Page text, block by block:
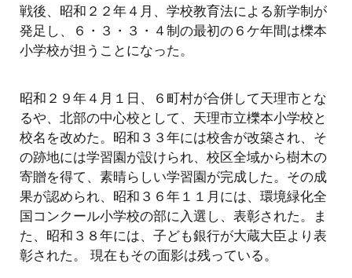
戦後、昭和２２年４月、学校教育法による新学制が
発足し、６・３・３・４制の最初の６ケ年間は櫟本
小学校が担うことになった。
昭和２９年４月１日、６町村が合併して天理市とな
るや、北部の中心校として、天理市立櫟本小学校と
校名を改めた。昭和３３年には校舎が改築され、そ
の跡地には学習園が設けられ、校区全域から樹木の
寄贈を得て、素晴らしい学習園が完成した。その成
果が認められ、昭和３６年１１月には、環境緑化全
国コンクール小学校の部に入選し、表彰された。ま
た、昭和３８年には、子ども銀行が大蔵大臣より表
彰された。 現在もその面影は残っている。